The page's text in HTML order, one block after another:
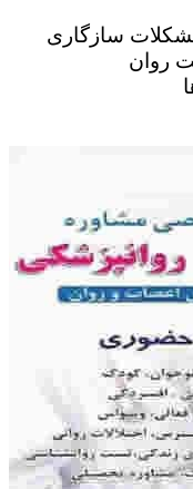
مشکلات سازگاری
روان